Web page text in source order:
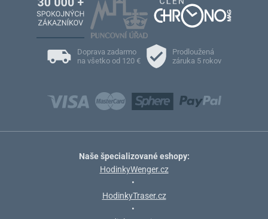
Doprava zadarmo
na všetko od 120 €
Prodloužená
záruka 5 rokov
Naše špecializované eshopy:
HodinkyWenger.cz
•
HodinkyTraser.cz
•